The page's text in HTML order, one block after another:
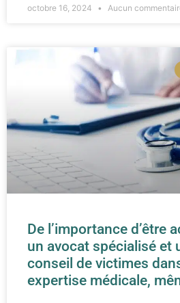
octobre 16, 2024 Aucun
De l’importance d’être
un avocat spécialisé et
conseil de victimes
expertise médicale,